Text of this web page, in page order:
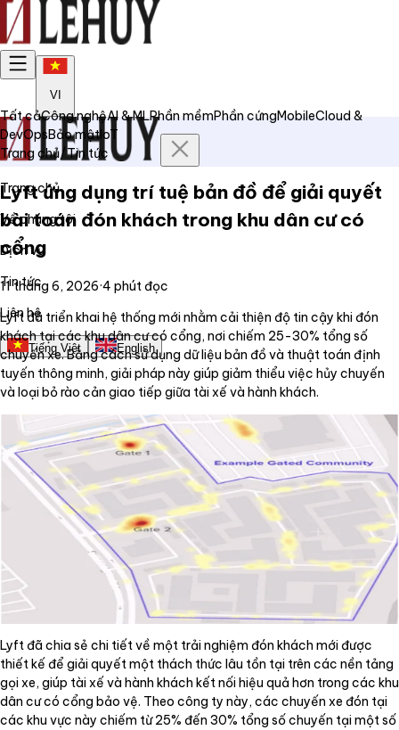
VI
Trang chủ
Về chúng tôi
Dịch vụ
Tin tức
Liên hệ
Tiếng Việt English
Tất cảCông nghệAI & MLPhần mềmPhần cứngMobileCloud &
DevOpsBảo mậtIoT
Trang chủ/Tin tức
Lyft ứng dụng trí tuệ bản đồ để giải quyết
bài toán đón khách trong khu dân cư có
cổng
11 tháng 6, 2026·4 phút đọc
Lyft đã triển khai hệ thống mới nhằm cải thiện độ tin cậy khi đón
khách tại các khu dân cư có cổng, nơi chiếm 25-30% tổng số
chuyến xe. Bằng cách sử dụng dữ liệu bản đồ và thuật toán định
tuyến thông minh, giải pháp này giúp giảm thiểu việc hủy chuyến
và loại bỏ rào cản giao tiếp giữa tài xế và hành khách.
Lyft đã chia sẻ chi tiết về một trải nghiệm đón khách mới được
thiết kế để giải quyết một thách thức lâu tồn tại trên các nền tảng
gọi xe, giúp tài xế và hành khách kết nối hiệu quả hơn trong các khu
dân cư có cổng bảo vệ. Theo công ty này, các chuyến xe đón tại
các khu vực này chiếm từ 25% đến 30% tổng số chuyến tại một số